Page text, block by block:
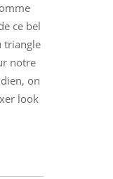
ce bel
triangle
notre
on
look